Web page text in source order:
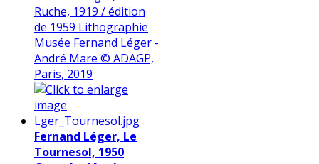
Ruche, 1919 / édition
de 1959 Lithographie
Musée Fernand Léger -
André Mare © ADAGP,
Paris, 2019
Fernand Léger, Le
Tournesol, 1950